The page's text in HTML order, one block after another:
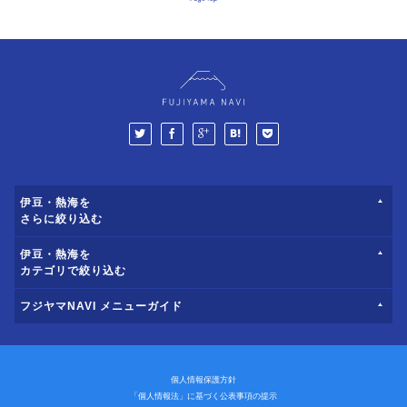
伊豆・熱海を
さらに絞り込む
伊豆・熱海を
カテゴリで絞り込む
フジヤマNAVI メニューガイド
個人情報保護方針
「個人情報法」に基づく公表事項の提示